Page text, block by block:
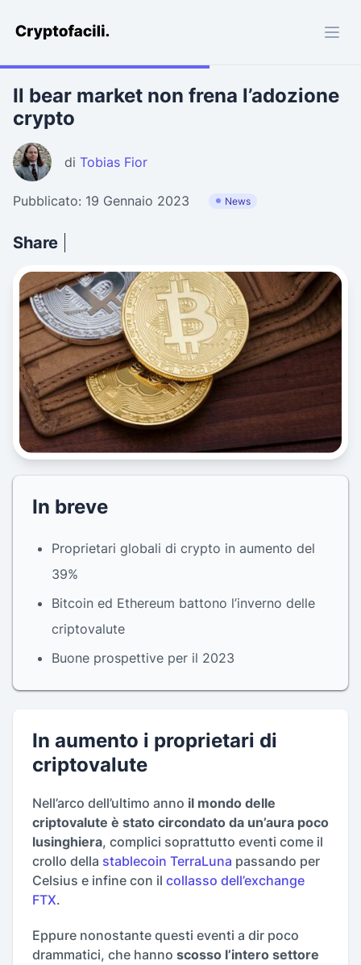
Cryptofacili.com
Il bear market non frena l’adozione
crypto
di Tobias Fior
Pubblicato: 19 Gennaio 2023 News
Share
In breve
Proprietari globali di crypto in aumento del
39%
Bitcoin ed Ethereum battono l’inverno delle
criptovalute
Buone prospettive per il 2023
In aumento i proprietari di
criptovalute
Nell’arco dell’ultimo anno il mondo delle
criptovalute è stato circondato da un’aura poco
lusinghiera, complici soprattutto eventi come il
crollo della stablecoin TerraLuna passando per
Celsius e infine con il collasso dell’exchange
FTX.
Eppure nonostante questi eventi a dir poco
drammatici, che hanno scosso l’intero settore